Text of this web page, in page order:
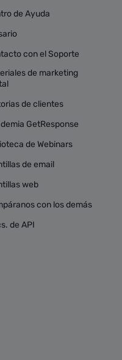
de Ayuda
con el Soporte
de marketing
de clientes
GetResponse
de Webinars
de email
web
con los demás
de API